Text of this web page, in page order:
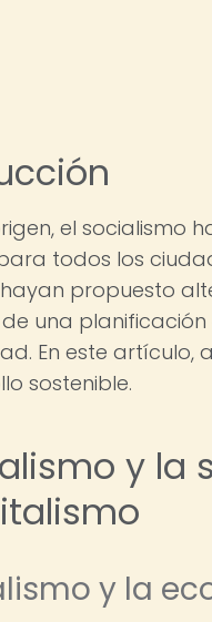
el socialismo
todos los
propuesto
una
En este
sostenible.
y la
y la